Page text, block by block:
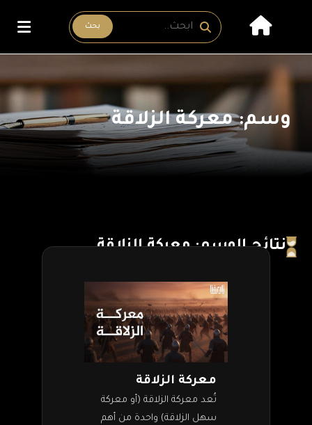
بحث
وسم: معركة الزلاقة
نتائج الوسم: معركة الزلاقة
معركة الزلاقة
تُعد معركة الزلاقة (أو معركة
سهل الزلاقة) واحدة من أهم